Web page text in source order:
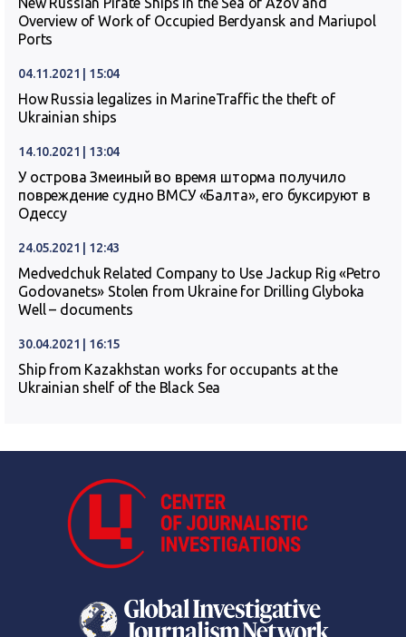
Overview of Work of Occupied Berdyansk and Mariupol
Ports
04.11.2021 | 15:04
How Russia legalizes in MarineTraffic the theft of
Ukrainian ships
14.10.2021 | 13:04
У острова Змеиный во время шторма получило
повреждение судно ВМСУ «Балта», его буксируют в
Одессу
24.05.2021 | 12:43
Medvedchuk Related Company to Use Jackup Rig «Petro
Godovanets» Stolen from Ukraine for Drilling Glyboka
Well – documents
30.04.2021 | 16:15
Ship from Kazakhstan works for occupants at the
Ukrainian shelf of the Black Sea